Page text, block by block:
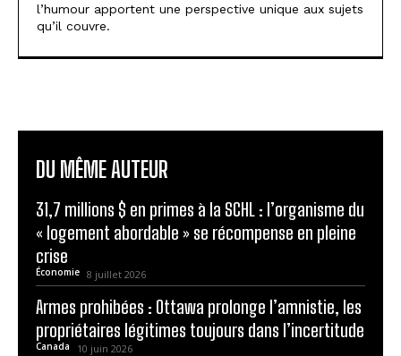
l’humour apportent une perspective unique aux sujets
qu’il couvre.
DU MÊME AUTEUR
31,7 millions $ en primes à la SCHL : l’organisme du
« logement abordable » se récompense en pleine
crise
Économie 8 juillet 2026
Armes prohibées : Ottawa prolonge l’amnistie, les
propriétaires légitimes toujours dans l’incertitude
Canada 10 juin 2026